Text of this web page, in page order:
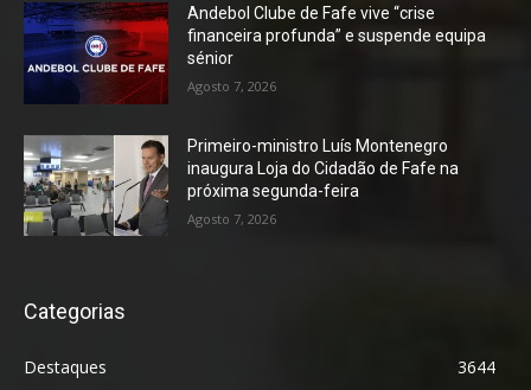
Andebol Clube de Fafe vive “crise
financeira profunda” e suspende equipa
sénior
Agosto 7, 2026
Primeiro-ministro Luís Montenegro
inaugura Loja do Cidadão de Fafe na
próxima segunda-feira
Agosto 7, 2026
Categorias
Destaques
3644